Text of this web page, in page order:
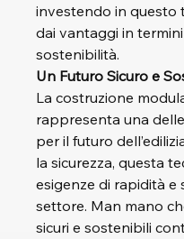
investendo in questo
dai vantaggi in
sostenibilità.
Un Futuro Sicuro e
La costruzione
rappresenta una
per il futuro
la sicurezza, questa
esigenze di rapidità e
settore. Man mano
sicuri e sostenibili